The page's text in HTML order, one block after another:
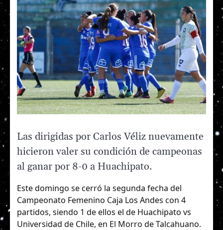
Las dirigidas por Carlos Véliz nuevamente
hicieron valer su condición de campeonas
al ganar por 8-0 a Huachipato.
Este domingo se cerró la segunda fecha del
Campeonato Femenino Caja Los Andes con 4
partidos, siendo 1 de ellos el de Huachipato vs
Universidad de Chile, en El Morro de Talcahuano.